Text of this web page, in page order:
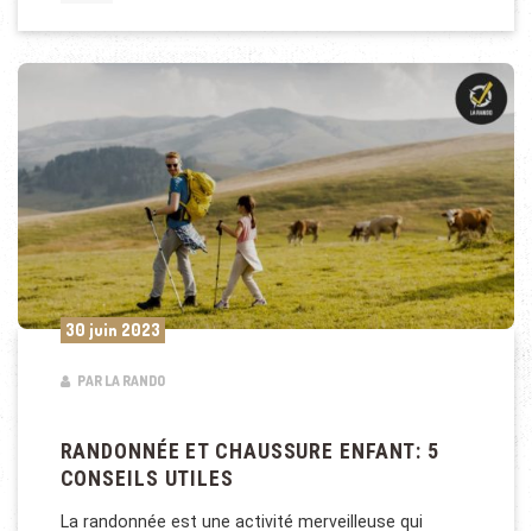
30 juin 2023
PAR LA RANDO
RANDONNÉE ET CHAUSSURE ENFANT: 5
CONSEILS UTILES
La randonnée est une activité merveilleuse qui